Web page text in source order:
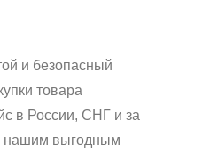
и безопасный
товара
в России, СНГ и за
нашим выгодным